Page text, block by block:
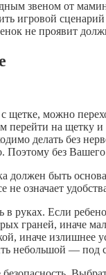
звеном от
игровой
не проявит
щетке, можно
перейти на щетку
делать без
Поэтому без
должен быть
не означает
в руках. Если
граней, иначе
иначе излишнее
небольшой — под